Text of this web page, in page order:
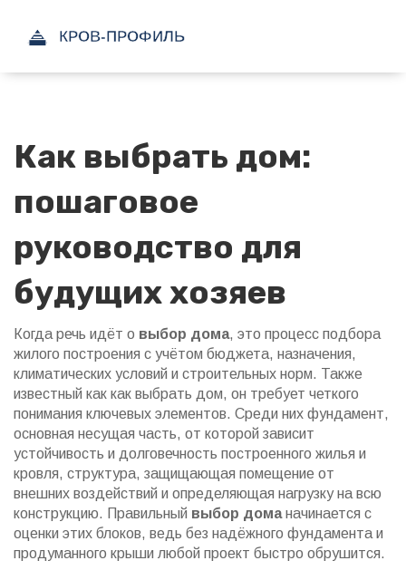
Как выбрать дом:
пошаговое
руководство для
будущих хозяев
Когда речь идёт о выбор дома, это процесс подбора
жилого построения с учётом бюджета, назначения,
климатических условий и строительных норм. Также
известный как как выбрать дом, он требует четкого
понимания ключевых элементов. Среди них фундамент,
основная несущая часть, от которой зависит
устойчивость и долговечность построенного жилья и
кровля, структура, защищающая помещение от
внешних воздействий и определяющая нагрузку на всю
конструкцию. Правильный выбор доманачинается с
оценки этих блоков, ведь без надёжного фундамента и
продуманного крыши любой проект быстро обрушится.